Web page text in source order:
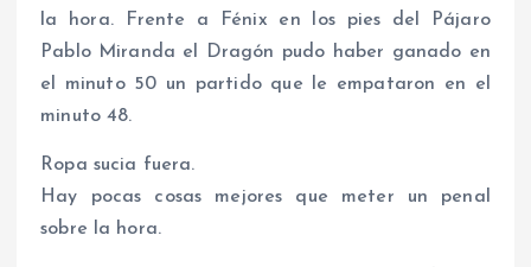
la hora. Frente a Fénix en los pies del Pájaro
Pablo Miranda el Dragón pudo haber ganado en
el minuto 50 un partido que le empataron en el
minuto 48.
Ropa sucia fuera.
Hay pocas cosas mejores que meter un penal
sobre la hora.